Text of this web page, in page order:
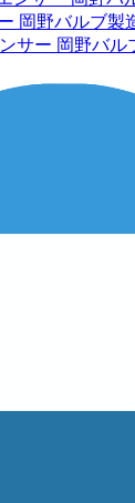
岡野バルブ製
サー 岡野バル